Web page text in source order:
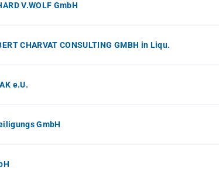
V.WOLF GmbH
CHARVAT CONSULTING GMBH in Liqu.
e.U.
GmbH